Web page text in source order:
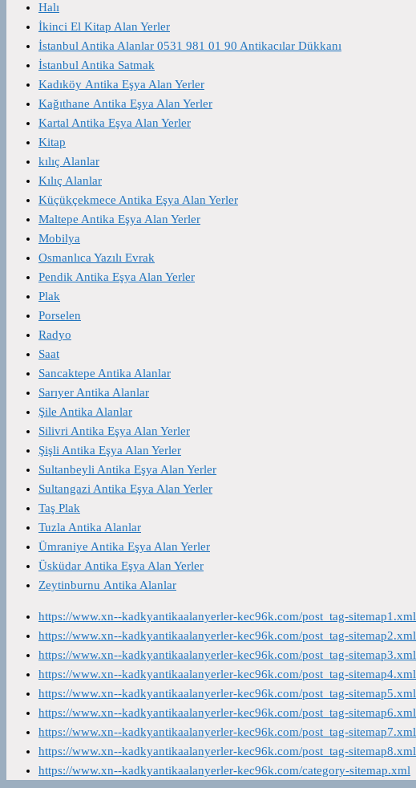
Halı
İkinci El Kitap Alan Yerler
İstanbul Antika Alanlar 0531 981 01 90 Antikacılar Dükkanı
İstanbul Antika Satmak
Kadıköy Antika Eşya Alan Yerler
Kağıthane Antika Eşya Alan Yerler
Kartal Antika Eşya Alan Yerler
Kitap
kılıç Alanlar
Kılıç Alanlar
Küçükçekmece Antika Eşya Alan Yerler
Maltepe Antika Eşya Alan Yerler
Mobilya
Osmanlıca Yazılı Evrak
Pendik Antika Eşya Alan Yerler
Plak
Porselen
Radyo
Saat
Sancaktepe Antika Alanlar
Sarıyer Antika Alanlar
Şile Antika Alanlar
Silivri Antika Eşya Alan Yerler
Şişli Antika Eşya Alan Yerler
Sultanbeyli Antika Eşya Alan Yerler
Sultangazi Antika Eşya Alan Yerler
Taş Plak
Tuzla Antika Alanlar
Ümraniye Antika Eşya Alan Yerler
Üsküdar Antika Eşya Alan Yerler
Zeytinburnu Antika Alanlar
https://www.xn--kadkyantikaalanyerler-kec96k.com/post_tag-sitemap1.xml
https://www.xn--kadkyantikaalanyerler-kec96k.com/post_tag-sitemap2.xml
https://www.xn--kadkyantikaalanyerler-kec96k.com/post_tag-sitemap3.xml
https://www.xn--kadkyantikaalanyerler-kec96k.com/post_tag-sitemap4.xml
https://www.xn--kadkyantikaalanyerler-kec96k.com/post_tag-sitemap5.xml
https://www.xn--kadkyantikaalanyerler-kec96k.com/post_tag-sitemap6.xml
https://www.xn--kadkyantikaalanyerler-kec96k.com/post_tag-sitemap7.xml
https://www.xn--kadkyantikaalanyerler-kec96k.com/post_tag-sitemap8.xml
https://www.xn--kadkyantikaalanyerler-kec96k.com/category-sitemap.xml